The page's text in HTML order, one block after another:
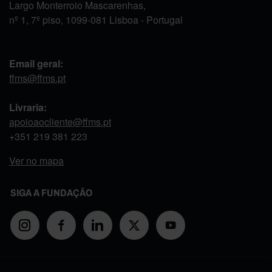
Largo Monterroio Mascarenhas,
nº 1, 7º piso, 1099-081 Lisboa - Portugal
Email geral:
ffms@ffms.pt
Livraria:
apoioaocliente@ffms.pt
+351 219 381 223
Ver no mapa
SIGA A FUNDAÇÃO